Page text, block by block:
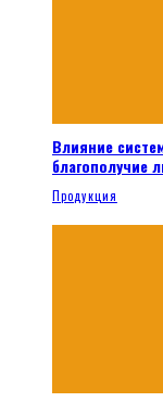
Влияние
благополучие
Продукция